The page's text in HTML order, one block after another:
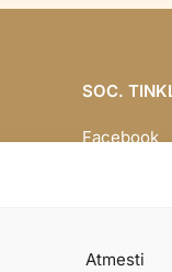
Atmesti
SOC.
Facebook